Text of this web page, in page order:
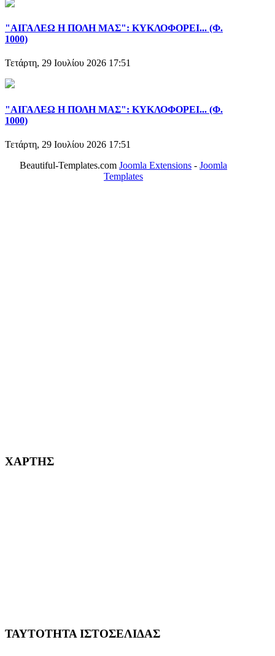
"ΑΙΓΑΛΕΩ Η ΠΟΛΗ ΜΑΣ": ΚΥΚΛΟΦΟΡΕΙ... (Φ.
1000)
Τετάρτη, 29 Ιουλίου 2026 17:51
"ΑΙΓΑΛΕΩ Η ΠΟΛΗ ΜΑΣ": ΚΥΚΛΟΦΟΡΕΙ... (Φ.
1000)
Τετάρτη, 29 Ιουλίου 2026 17:51
Beautiful-Templates.comJoomla Extensions -Joomla
Templates
ΧΑΡΤΗΣ
ΤΑΥΤΟΤΗΤΑ ΙΣΤΟΣΕΛΙΔΑΣ